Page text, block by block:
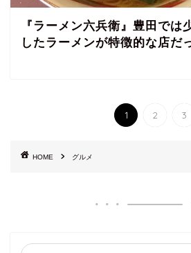
『ラーメン六兵衛』豊田では
したラーメンが特徴的な店だ
1 2 3
HOME グルメ